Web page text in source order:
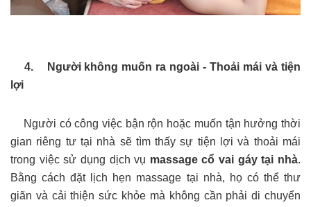
4. Người không muốn ra ngoài - Thoải mái và tiện
lợi
Người có công việc bận rộn hoặc muốn tận hưởng thời
gian riêng tư tại nhà sẽ tìm thấy sự tiện lợi và thoải mái
trong việc sử dụng dịch vụ massage cổ vai gáy tại nhà.
Bằng cách đặt lịch hẹn massage tại nhà, họ có thể thư
giãn và cải thiện sức khỏe mà không cần phải di chuyển